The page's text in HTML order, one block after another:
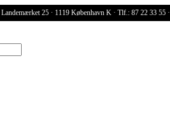
Landemærket 25 · 1119 København K · Tlf.: 87 22 33 55 ·